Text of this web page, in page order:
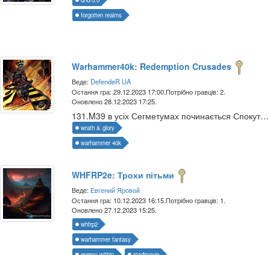
forgotten realms
Warhammer40k: Redemption Crusades
Веде: DefendeR UA
Остання гра: 29.12.2023 17:00.Потрібно гравців: 2.
Оновлено 28.12.2023 17:25.
131.M39 в усіх Сегметумах починається Спокутуючий Похід
wrath & glory
warhammer 40k
WHFRP2e: Трохи пітьми
Веде: Евгений Яровой
Остання гра: 10.12.2023 16:15.Потрібно гравців: 1.
Оновлено 27.12.2023 15:25.
whfrp2
warhammer fantasy